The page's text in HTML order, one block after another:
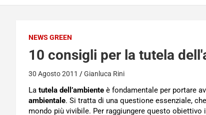
NEWS GREEN
10 consigli per la tutela
30 Agosto 2011 Gianluca Rini
La tutela dell’ambiente è fondamentale per portare
ambientale. Si tratta di una questione essenziale,
mondo più vivibile. Per raggiungere questo obiettivo